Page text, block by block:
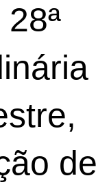
de